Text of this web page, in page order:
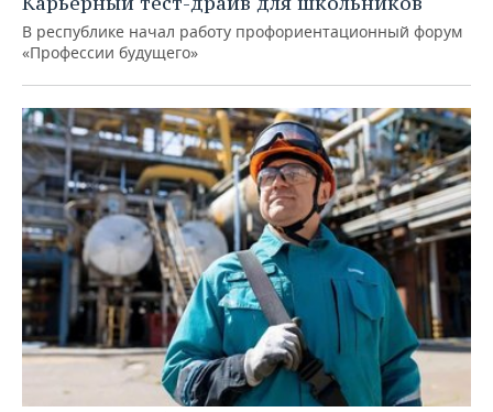
В республике начал работу профориентационный форум
«Профессии будущего»